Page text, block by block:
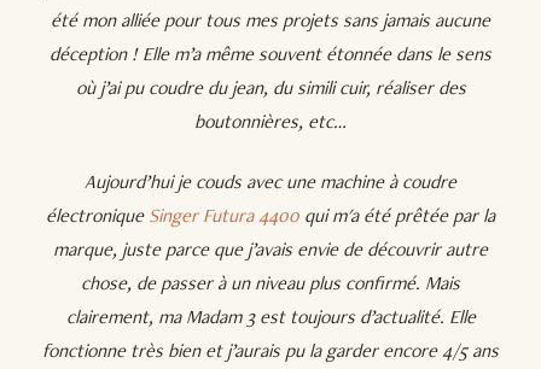
été mon alliée pour tous mes projets sans jamais aucune
déception ! Elle m’a même souvent étonnée dans le sens
où j’ai pu coudre du jean, du simili cuir, réaliser des
boutonnières, etc…
Aujourd’hui je couds avec une machine à coudre
électroniqueSinger Futura 4400 qui m'a été prêtée par la
marque, juste parce que j’avais envie de découvrir autre
chose, de passer à un niveau plus confirmé. Mais
clairement, ma Madam 3 est toujours d’actualité. Elle
fonctionne très bien et j’aurais pu la garder encore 4/5 ans